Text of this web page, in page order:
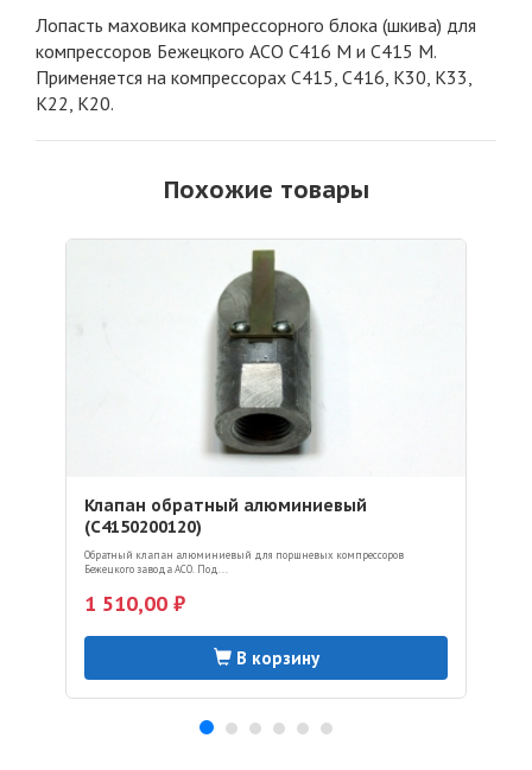
Лопасть маховика компрессорного блока (шкива) для
компрессоров Бежецкого АСО С416 М и С415 М.
Применяется на компрессорах С415, С416, К30, К33,
К22, К20.
Похожие товары
Клапан обратный алюминиевый
(С4150200120)
Обратный клапан алюминиевый для поршневых компрессоров
Бежецкого завода АСО. Под...
1 510,00 ₽
В корзину